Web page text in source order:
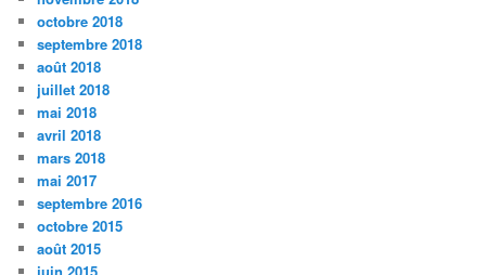
octobre 2018
septembre 2018
août 2018
juillet 2018
mai 2018
avril 2018
mars 2018
mai 2017
septembre 2016
octobre 2015
août 2015